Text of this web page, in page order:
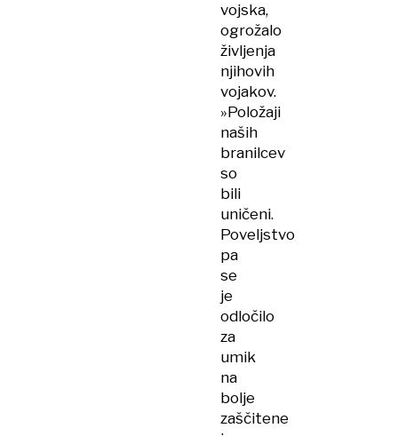
vojska,
ogrožalo
življenja
njihovih
vojakov.
»Položaji
naših
branilcev
so
bili
uničeni.
Poveljstvo
pa
se
je
odločilo
za
umik
na
bolje
zaščitene